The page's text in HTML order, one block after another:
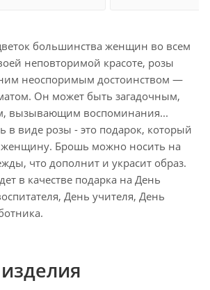
большинства женщин во всем
неповторимой красоте, розы
неоспоримым достоинством —
Он может быть загадочным,
вызывающим воспоминания...
в виде розы - это подарок, который
женщину. Брошь можно носить на
что дополнит и украсит образ.
в качестве подарка на День
День учителя, День